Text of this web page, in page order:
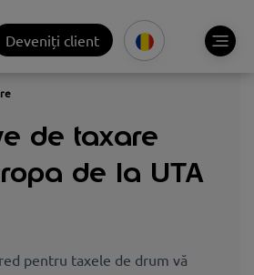
Deveniți client
de taxare
de la UTA
pentru taxele de drum vă